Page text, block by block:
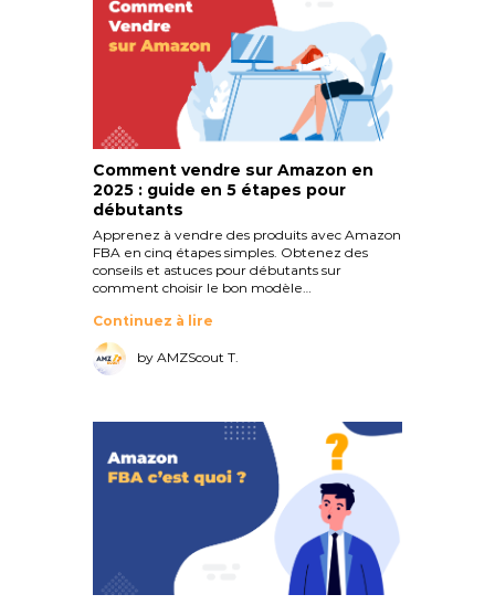
Comment vendre sur Amazon en
2025 : guide en 5 étapes pour
débutants
Apprenez à vendre des produits avec Amazon
FBA en cinq étapes simples. Obtenez des
conseils et astuces pour débutants sur
comment choisir le bon modèle…
by AMZScout T.
Continuez à lire